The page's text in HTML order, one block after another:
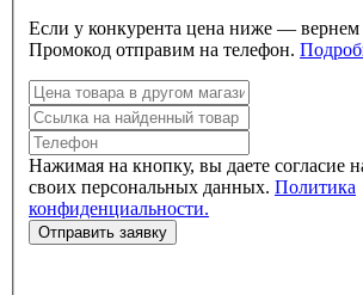
Если у конкурента цена ниже — вернем
Промокод отправим на телефон.
Нажимая на кнопку, вы даете согласие
своих персональных данных. Политика
конфиденциальности.